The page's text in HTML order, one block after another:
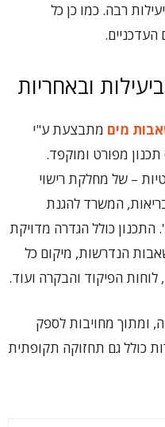
רבה. כמו כן כל
ובאחריות
מים מתבצעת ע"י
מפורט ומוקפד.
– של מחלקת רישוי
המשרד להגנת
התכנון כולל הגדרה מדויקת
הנדרשות, מיקום כל
הפיקוד והבקרה ועוד.
ומתוך מחויבות לספק
כולל גם תחזוקה תקופתית